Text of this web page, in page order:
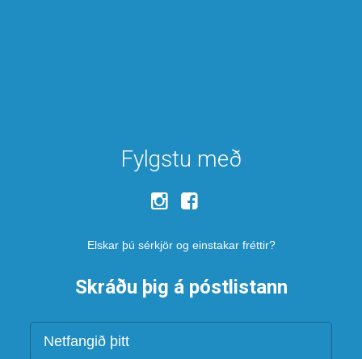
Fylgstu með
Elskar þú sérkjör og einstakar fréttir?
Skráðu þig á póstlistann
Netfang